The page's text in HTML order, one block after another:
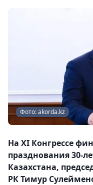
Фото: akorda.kz
На XI Конгрессе
празднования 30-
Казахстана,
РК Тимур